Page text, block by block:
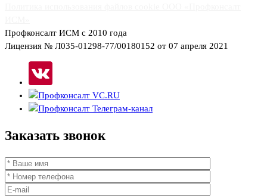
Профконсалт ИСМ с 2010 года
Лицензия № Л035-01298-77/00180152 от 07 апреля 2021
Заказать звонок